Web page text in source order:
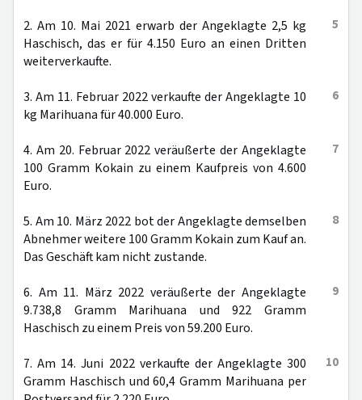
5
2. Am 10. Mai 2021 erwarb der Angeklagte 2,5 kg
Haschisch, das er für 4.150 Euro an einen Dritten
weiterverkaufte.
6
3. Am 11. Februar 2022 verkaufte der Angeklagte 10
kg Marihuana für 40.000 Euro.
7
4. Am 20. Februar 2022 veräußerte der Angeklagte
100 Gramm Kokain zu einem Kaufpreis von 4.600
Euro.
8
5. Am 10. März 2022 bot der Angeklagte demselben
Abnehmer weitere 100 Gramm Kokain zum Kauf an.
Das Geschäft kam nicht zustande.
9
6. Am 11. März 2022 veräußerte der Angeklagte
9.738,8 Gramm Marihuana und 922 Gramm
Haschisch zu einem Preis von 59.200 Euro.
10
7. Am 14. Juni 2022 verkaufte der Angeklagte 300
Gramm Haschisch und 60,4 Gramm Marihuana per